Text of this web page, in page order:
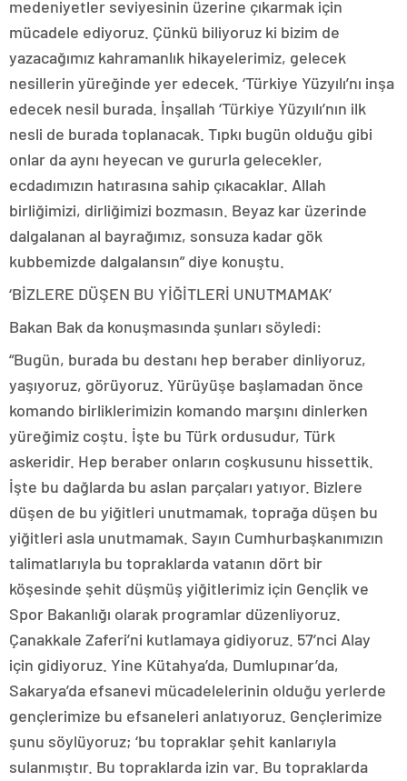
medeniyetler seviyesinin üzerine çıkarmak için
mücadele ediyoruz. Çünkü biliyoruz ki bizim de
yazacağımız kahramanlık hikayelerimiz, gelecek
nesillerin yüreğinde yer edecek. ‘Türkiye Yüzyılı’nı inşa
edecek nesil burada. İnşallah ‘Türkiye Yüzyılı’nın ilk
nesli de burada toplanacak. Tıpkı bugün olduğu gibi
onlar da aynı heyecan ve gururla gelecekler,
ecdadımızın hatırasına sahip çıkacaklar. Allah
birliğimizi, dirliğimizi bozmasın. Beyaz kar üzerinde
dalgalanan al bayrağımız, sonsuza kadar gök
kubbemizde dalgalansın” diye konuştu.
‘BİZLERE DÜŞEN BU YİĞİTLERİ UNUTMAMAK’
Bakan Bak da konuşmasında şunları söyledi:
“Bugün, burada bu destanı hep beraber dinliyoruz,
yaşıyoruz, görüyoruz. Yürüyüşe başlamadan önce
komando birliklerimizin komando marşını dinlerken
yüreğimiz coştu. İşte bu Türk ordusudur, Türk
askeridir. Hep beraber onların coşkusunu hissettik.
İşte bu dağlarda bu aslan parçaları yatıyor. Bizlere
düşen de bu yiğitleri unutmamak, toprağa düşen bu
yiğitleri asla unutmamak. Sayın Cumhurbaşkanımızın
talimatlarıyla bu topraklarda vatanın dört bir
köşesinde şehit düşmüş yiğitlerimiz için Gençlik ve
Spor Bakanlığı olarak programlar düzenliyoruz.
Çanakkale Zaferi’ni kutlamaya gidiyoruz. 57’nci Alay
için gidiyoruz. Yine Kütahya’da, Dumlupınar’da,
Sakarya’da efsanevi mücadelelerinin olduğu yerlerde
gençlerimize bu efsaneleri anlatıyoruz. Gençlerimize
şunu söylüyoruz; ‘bu topraklar şehit kanlarıyla
sulanmıştır. Bu topraklarda izin var. Bu topraklarda